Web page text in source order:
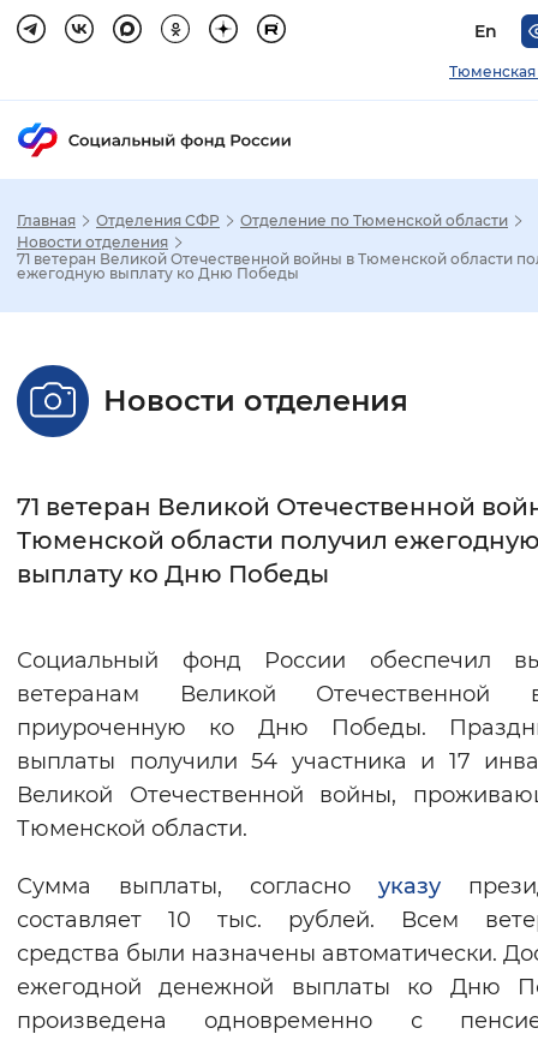
En
Тюменская
Стандартный Увеличенный
Без засечек С засечками
Интервал между буквами
Цвет сайта
Монохромный Инверсивный
Синий фон
Включены Выключены
Звуковой ассистент
Воспроизвести Остановить
Главная Отделения СФР
Отделение по Тюменской области
Новости отделения
71 ветеран Великой Отечественной войны в Тюменской области
ежегодную выплату ко Дню Победы
Новости отделения
71 ветеран Великой Отечественной
Тюменской области получил
выплату ко Дню Победы
Социальный фонд России обеспечил
ветеранам Великой Отечественной
приуроченную ко Дню Победы.
выплаты получили 54 участника и 17
Великой Отечественной войны,
Тюменской области.
Сумма выплаты, согласно указу
составляет 10 тыс. рублей. Всем
средства были назначены автоматически.
ежегодной денежной выплаты ко Дню
произведена одновременно с